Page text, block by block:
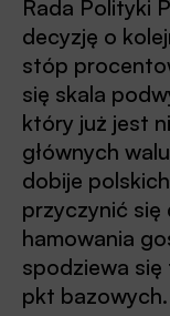
Rada Polityki
decyzję o
stóp
się skala
który już jest
głównych
dobije
przyczynić się
hamowania
spodziewa
pkt bazowych.